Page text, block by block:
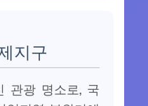
지구
관광 명소로, 국